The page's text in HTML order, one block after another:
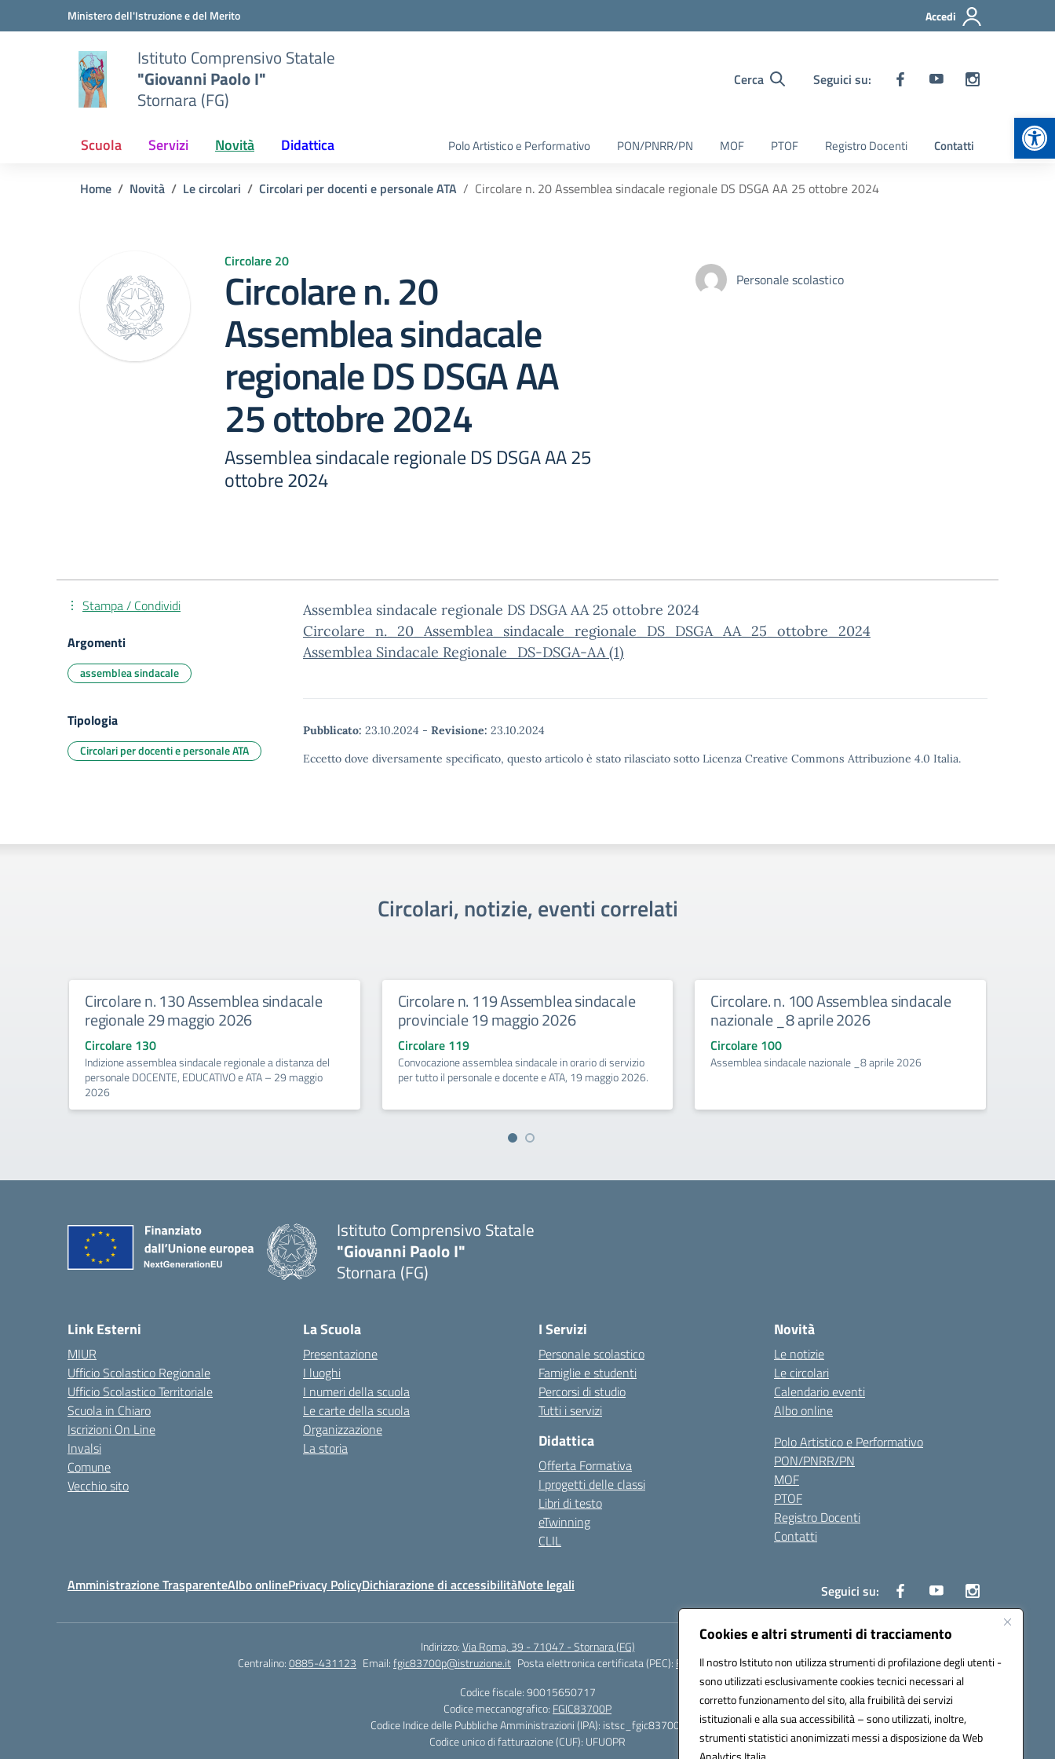
Cookies e altri strumenti di tracciamento
Il nostro Istituto non utilizza strumenti di profilazione degli utenti -
sono utilizzati esclusivamente cookies tecnici necessari al
corretto funzionamento del sito, alla fruibilità dei servizi
istituzionali e alla sua accessibilità – sono utilizzati, inoltre,
strumenti statistici anonimizzati messi a disposizione da Web
Vai ai contenuti
Vai al menu di navigazioneMinistero dell'Istruzione e del Merito Accedi
Istituto Comprensivo Statale
"Giovanni Paolo I"
Stornara (FG)
Cerca Seguici su:
Scuola Servizi Novità Didattica Polo Artistico e Performativo PON/PNRR/PN MOF PTOF Registro Docenti Contatti
Home Novità Le circolari Circolari per docenti e personale ATA Circolare n. 20 Assemblea sindacale regionale DS DSGA AA 25 ottobre 2024
Circolare 20
Circolare n. 20
Assemblea sindacale
regionale DS DSGA AA
25 ottobre 2024
Assemblea sindacale regionale DS DSGA AA 25
ottobre 2024
Personale scolastico
Assemblea sindacale regionale DS DSGA AA 25 ottobre 2024
Circolare_n._20_Assemblea_sindacale_regionale_DS_DSGA_AA_25_ottobre_2024
Assemblea Sindacale Regionale_DS-DSGA-AA (1)
Pubblicato: 23.10.2024 - Revisione: 23.10.2024
Eccetto dove diversamente specificato, questo articolo è stato rilasciato sotto Licenza Creative Commons Attribuzione 4.0 Italia.
Stampa / Condividi
Argomenti
assemblea sindacale
Tipologia
Circolari per docenti e personale ATA
Circolari, notizie, eventi correlati
Circolare n. 130 Assemblea sindacale
regionale 29 maggio 2026
Circolare 130
Indizione assemblea sindacale regionale a distanza del
personale DOCENTE, EDUCATIVO e ATA – 29 maggio
2026
Circolare n. 119 Assemblea sindacale
provinciale 19 maggio 2026
Circolare 119
Convocazione assemblea sindacale in orario di servizio
per tutto il personale e docente e ATA, 19 maggio 2026.
Circolare. n. 100 Assemblea sindacale
nazionale _8 aprile 2026
Circolare 100
Assemblea sindacale nazionale _8 aprile 2026
Istituto Comprensivo Statale
"Giovanni Paolo I"
Stornara (FG)
Link Esterni
MIUR
Ufficio Scolastico Regionale
Ufficio Scolastico Territoriale
Scuola in Chiaro
Iscrizioni On Line
Invalsi
Comune
Vecchio sito
La Scuola
Presentazione
I luoghi
I numeri della scuola
Le carte della scuola
Organizzazione
La storia
I Servizi
Personale scolastico
Famiglie e studenti
Percorsi di studio
Tutti i servizi
Didattica
Offerta Formativa
I progetti delle classi
Libri di testo
eTwinning
CLIL
Novità
Le notizie
Le circolari
Calendario eventi
Albo online
Polo Artistico e Performativo
PON/PNRR/PN
MOF
PTOF
Registro Docenti
Contatti
Amministrazione TrasparenteAlbo onlinePrivacy PolicyDichiarazione di accessibilitàNote legali Seguici su:
Indirizzo:Via Roma, 39 - 71047 - Stornara (FG)
Centralino:0885-431123 Email:fgic83700p@istruzione.it Posta elettronica certificata (PEC): FGIC83700P@pec.istruzione.it
Codice fiscale: 90015650717
Codice meccanografico: FGIC83700P
Codice Indice delle Pubbliche Amministrazioni (IPA): istsc_fgic83700p
Codice unico di fatturazione (CUF): UFUOPR